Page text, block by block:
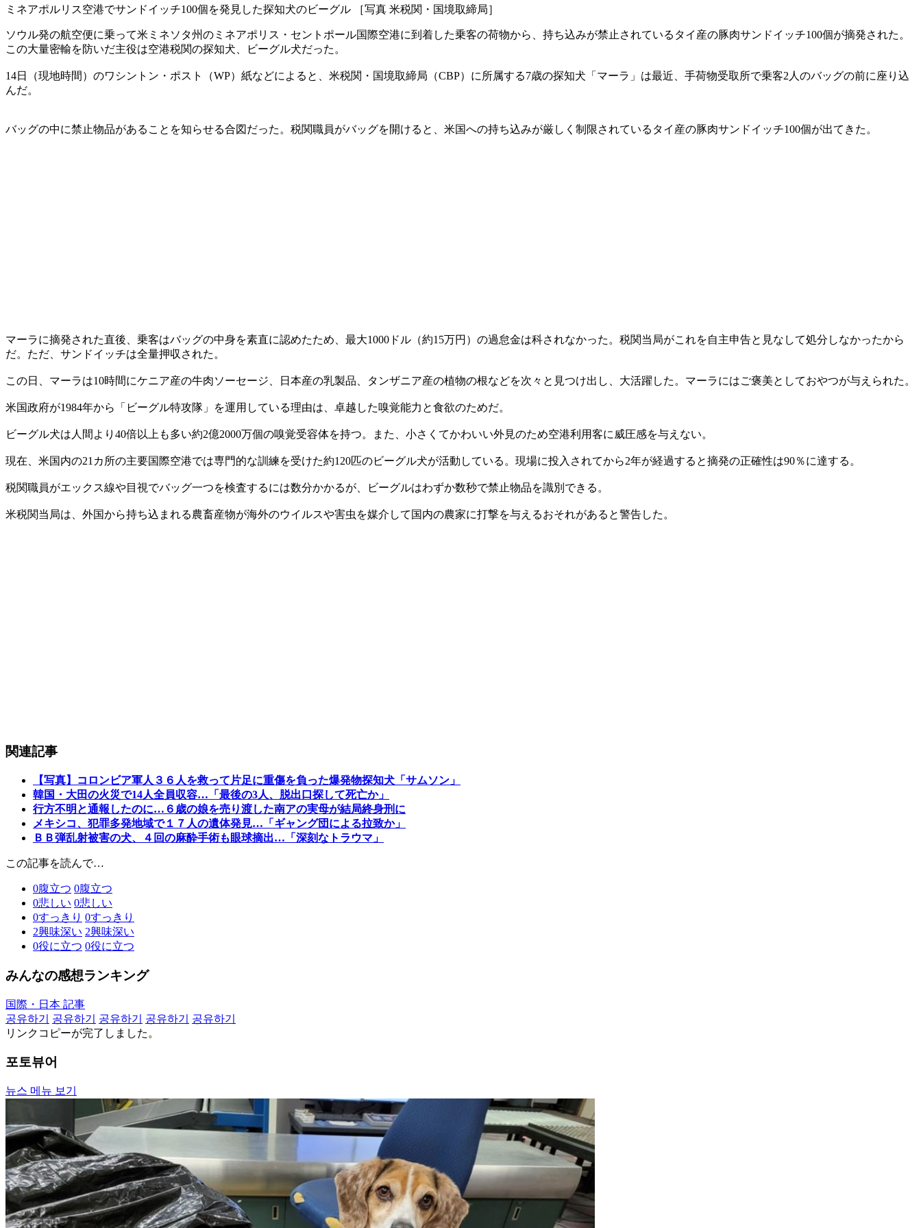
ミネアポルリス空港でサンドイッチ100個を発見した探知犬のビーグル ［写真 米税関・国境取締局］
ソウル発の航空便に乗って米ミネソタ州のミネアポリス・セントポール国際空港に到着した乗客の荷物から、持ち込みが禁止されているタイ産の豚肉サンドイッチ100個が摘発された。
この大量密輸を防いだ主役は空港税関の探知犬、ビーグル犬だった。
14日（現地時間）のワシントン・ポスト（WP）紙などによると、米税関・国境取締局（CBP）に所属する7歳の探知犬「マーラ」は最近、手荷物受取所で乗客2人のバッグの前に座り込
んだ。
バッグの中に禁止物品があることを知らせる合図だった。税関職員がバッグを開けると、米国への持ち込みが厳しく制限されているタイ産の豚肉サンドイッチ100個が出てきた。
マーラに摘発された直後、乗客はバッグの中身を素直に認めたため、最大1000ドル（約15万円）の過怠金は科されなかった。税関当局がこれを自主申告と見なして処分しなかったから
だ。ただ、サンドイッチは全量押収された。
この日、マーラは10時間にケニア産の牛肉ソーセージ、日本産の乳製品、タンザニア産の植物の根などを次々と見つけ出し、大活躍した。マーラにはご褒美としておやつが与えられた。
米国政府が1984年から「ビーグル特攻隊」を運用している理由は、卓越した嗅覚能力と食欲のためだ。
ビーグル犬は人間より40倍以上も多い約2億2000万個の嗅覚受容体を持つ。また、小さくてかわいい外見のため空港利用客に威圧感を与えない。
現在、米国内の21カ所の主要国際空港では専門的な訓練を受けた約120匹のビーグル犬が活動している。現場に投入されてから2年が経過すると摘発の正確性は90％に達する。
税関職員がエックス線や目視でバッグ一つを検査するには数分かかるが、ビーグルはわずか数秒で禁止物品を識別できる。
米税関当局は、外国から持ち込まれる農畜産物が海外のウイルスや害虫を媒介して国内の農家に打撃を与えるおそれがあると警告した。
関連記事
【写真】コロンビア軍人３６人を救って片足に重傷を負った爆発物探知犬「サムソン」
韓国・大田の火災で14人全員収容…「最後の3人、脱出口探して死亡か」
行方不明と通報したのに…６歳の娘を売り渡した南アの実母が結局終身刑に
メキシコ、犯罪多発地域で１７人の遺体発見…「ギャング団による拉致か」
ＢＢ弾乱射被害の犬、４回の麻酔手術も眼球摘出…「深刻なトラウマ」
この記事を読んで…
0腹立つ 0腹立つ
0悲しい 0悲しい
0すっきり 0すっきり
2興味深い 2興味深い
0役に立つ 0役に立つ
みんなの感想ランキング
国際・日本 記事
공유하기
공유하기 공유하기 공유하기
공유하기
リンクコピーが完了しました。
포토뷰어
뉴스 메뉴 보기